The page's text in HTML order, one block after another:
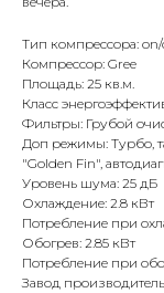
Тип компрессора:
Компрессор: Gree
Площадь: 25 кв.м.
Класс
Фильтры: Грубой
Доп режимы: Турбо,
"Golden Fin",
Уровень шума: 25 дБ
Охлаждение: 2.8 кВт
Потребление при
Обогрев: 2.85 кВт
Потребление при
Завод